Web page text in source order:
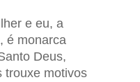
e eu, a
é monarca
Deus,
trouxe motivos